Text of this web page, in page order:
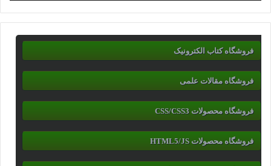
فروشگاه کتاب الکترونیک
فروشگاه مقالات علمی
فروشگاه محصولات CSS/CSS3
فروشگاه محصولات HTML5/JS